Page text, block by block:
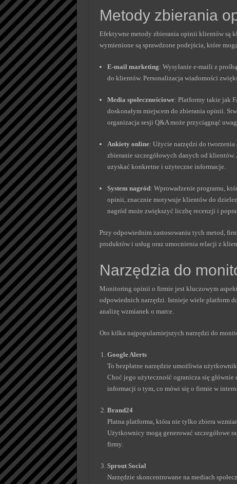
Metody zbierania
Efektywne metody zbierania opinii klientów są
wymienione są sprawdzone podejścia, które
E-mail marketing: Wysyłanie e-maili z
do klientów. Personalizacja wiadomości
Media społecznościowe: Platformy takie jak
doskonałym miejscem do zbierania opinii.
organizacja sesji Q&A może przyciągnąć
Ankiety online: Użycie narzędzi do
zbieranie szczegółowych danych od
uzyskać konkretne i użyteczne informacje.
System nagród: Wprowadzenie programu,
opinii, znacznie motywuje klientów do
nagród może zwiększyć liczbę recenzji i
Przy odpowiednim zastosowaniu tych metod,
produktów i usług oraz umocnienia relacji z
Narzędzia do
Monitoring opinii o firmie jest kluczowym
odpowiednich narzędzi. Istnieje wiele platform
analizę wzmianek o marce.
Oto kilka najpopularniejszych narzędzi do
Google Alerts
To bezpłatne narzędzie umożliwia
Choć jego użyteczność ogranicza się
informacji o tym, co mówi się o firmie w
Brand24
Płatna platforma, która nie tylko zbiera
Użytkownicy mogą generować szczegółowe
firmy.
Sprout Social
Narzędzie skoncentrowane na mediach